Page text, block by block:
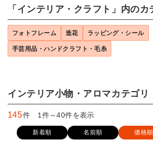
「インテリア・クラフト」内のカ
フォトフレーム 造花 ラッピング・シール
手芸用品・ハンドクラフト・毛糸
インテリア小物・アロマカテゴ
145件 1件～40件を表示
新着順 名前順 価格順